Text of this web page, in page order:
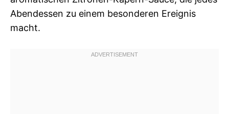
Abendessen zu einem besonderen Ereignis
macht.